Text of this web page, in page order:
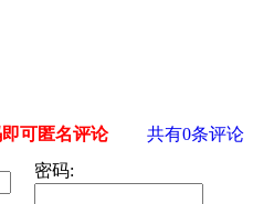
可匿名评论 共有0条评论
密码: